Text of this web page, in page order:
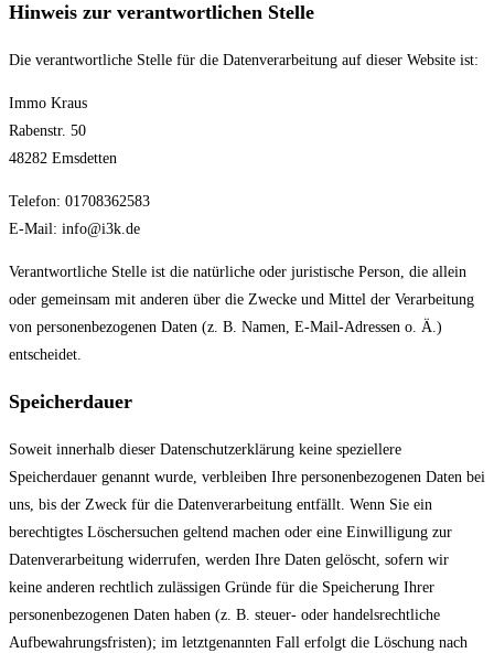
Hinweis zur verantwortlichen Stelle
Die verantwortliche Stelle für die Datenverarbeitung auf dieser Website ist:
Immo Kraus
Rabenstr. 50
48282 Emsdetten
Telefon: 01708362583
E-Mail: info@i3k.de
Verantwortliche Stelle ist die natürliche oder juristische Person, die allein
oder gemeinsam mit anderen über die Zwecke und Mittel der Verarbeitung
von personenbezogenen Daten (z. B. Namen, E-Mail-Adressen o. Ä.)
entscheidet.
Speicherdauer
Soweit innerhalb dieser Datenschutzerklärung keine speziellere
Speicherdauer genannt wurde, verbleiben Ihre personenbezogenen Daten bei
uns, bis der Zweck für die Datenverarbeitung entfällt. Wenn Sie ein
berechtigtes Löschersuchen geltend machen oder eine Einwilligung zur
Datenverarbeitung widerrufen, werden Ihre Daten gelöscht, sofern wir
keine anderen rechtlich zulässigen Gründe für die Speicherung Ihrer
personenbezogenen Daten haben (z. B. steuer- oder handelsrechtliche
Aufbewahrungsfristen); im letztgenannten Fall erfolgt die Löschung nach